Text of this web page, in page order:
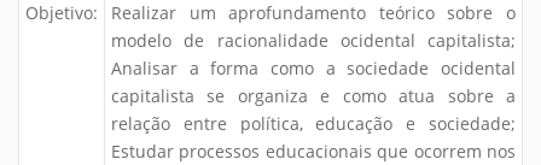
Objetivo:
Realizar um aprofundamento teórico sobre o
modelo de racionalidade ocidental capitalista;
Analisar a forma como a sociedade ocidental
capitalista se organiza e como atua sobre a
relação entre política, educação e sociedade;
Estudar processos educacionais que ocorrem nos